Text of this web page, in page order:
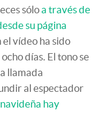
sóloa través de
su página
el vídeo ha sido
días. El tono se
llamada
al espectador
hay